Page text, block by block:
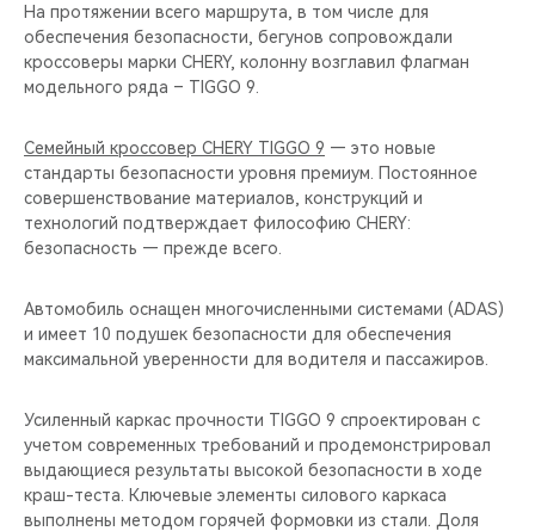
На протяжении всего маршрута, в том числе для
обеспечения безопасности, бегунов сопровождали
кроссоверы марки CHERY, колонну возглавил флагман
модельного ряда – TIGGO 9.
Семейный кроссовер CHERY TIGGO 9 — это новые
стандарты безопасности уровня премиум. Постоянное
совершенствование материалов, конструкций и
технологий подтверждает философию CHERY:
безопасность — прежде всего.
Автомобиль оснащен многочисленными системами (ADAS)
и имеет 10 подушек безопасности для обеспечения
максимальной уверенности для водителя и пассажиров.
Усиленный каркас прочности TIGGO 9 спроектирован с
учетом современных требований и продемонстрировал
выдающиеся результаты высокой безопасности в ходе
краш-теста. Ключевые элементы силового каркаса
выполнены методом горячей формовки из стали. Доля